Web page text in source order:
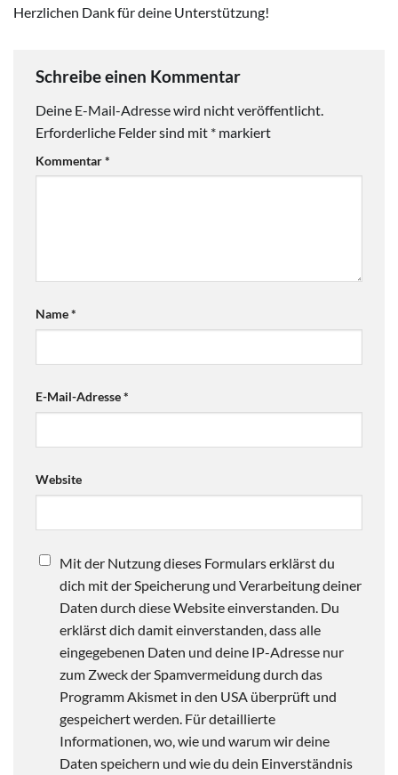
Herzlichen Dank für deine Unterstützung!
Schreibe einen Kommentar
Deine E-Mail-Adresse wird nicht veröffentlicht.
Erforderliche Felder sind mit * markiert
Kommentar*
Name*
E-Mail-Adresse*
Website
Mit der Nutzung dieses Formulars erklärst du
dich mit der Speicherung und Verarbeitung deiner
Daten durch diese Website einverstanden. Du
erklärst dich damit einverstanden, dass alle
eingegebenen Daten und deine IP-Adresse nur
zum Zweck der Spamvermeidung durch das
Programm Akismet in den USA überprüft und
gespeichert werden. Für detaillierte
Informationen, wo, wie und warum wir deine
Daten speichern und wie du dein Einverständnis